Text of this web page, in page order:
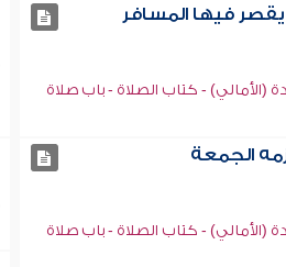
يقصر فيها المسافر
- كتاب الصلاة - باب صلاة
الجمعة
- كتاب الصلاة - باب صلاة